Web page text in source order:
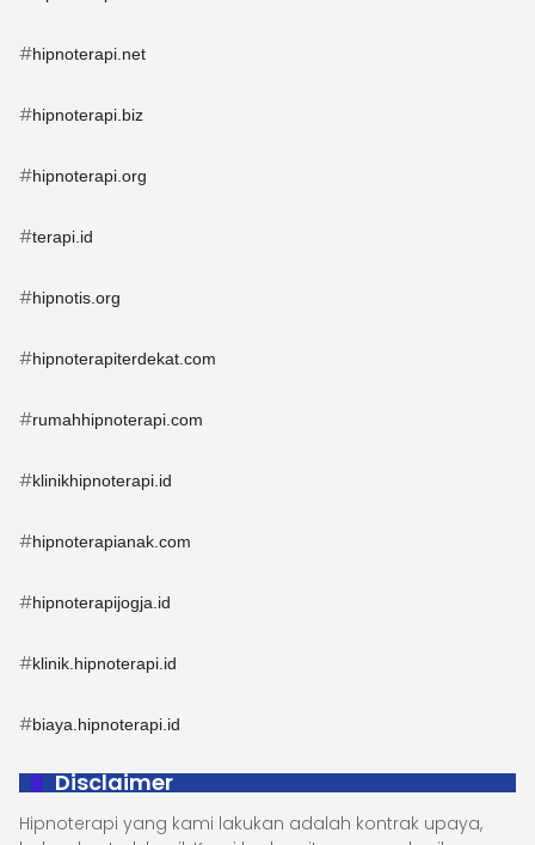
#hipnoterapi.net
#hipnoterapi.biz
#hipnoterapi.org
#terapi.id
#hipnotis.org
#hipnoterapiterdekat.com
#rumahhipnoterapi.com
#klinikhipnoterapi.id
#hipnoterapianak.com
#hipnoterapijogja.id
#klinik.hipnoterapi.id
#biaya.hipnoterapi.id
Disclaimer
Hipnoterapi yang kami lakukan adalah kontrak upaya,